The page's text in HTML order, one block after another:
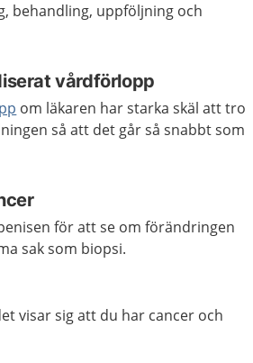
behandling, uppföljning och
vårdförlopp
om läkaren har starka skäl att tro
så att det går så snabbt som
för att se om förändringen
sak som biopsi.
visar sig att du har cancer och